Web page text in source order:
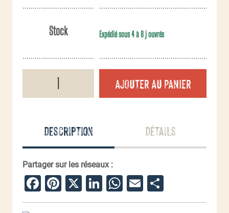
Stock Expédié sous 4 à 8 j ouvrés
CK004A
AJOUTER AU PANIER
Description Détails
Partager sur les réseaux :
Facebook
Pinterest
X LinkedIn
WhatsApp
Email